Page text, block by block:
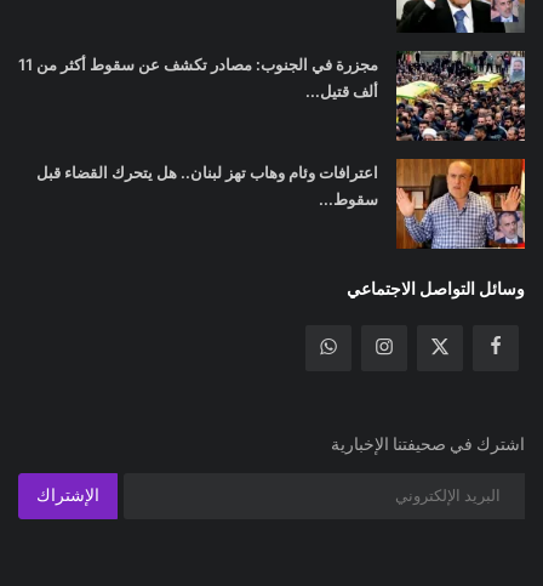
مجزرة في الجنوب: مصادر تكشف عن سقوط أكثر من 11
ألف قتيل...
اعترافات وئام وهاب تهز لبنان.. هل يتحرك القضاء قبل
سقوط...
وسائل التواصل الاجتماعي
اشترك في صحيفتنا الإخبارية
الإشتراك